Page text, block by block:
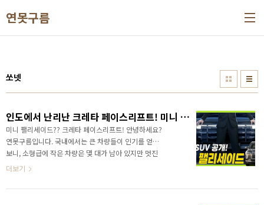
연못구름
쏘넷
인도에서 난리난 크레타 페이스리프트! 미니 팰리세이드 이잖아?
미니 팰리세이드?? 크레타 페이스리프트! 안녕하세요?
연못구름입니다. 국내에서는 큰 차량들이 인기를 얻다
보니, 소형급에 작은 차량은 몇 대가 남아 있지만 멋진
디자인의 차량을 찾기 힘들죠! 시장에 수요가 제한적이
으며, 국내에서 보지 못한 멋진 디자인 때문에 국내 출시
더보기